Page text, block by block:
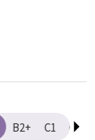
B2+ C1 C1+